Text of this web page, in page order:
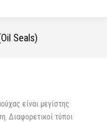
Seals)
είναι μεγίστης
Διαφορετικοί τύποι